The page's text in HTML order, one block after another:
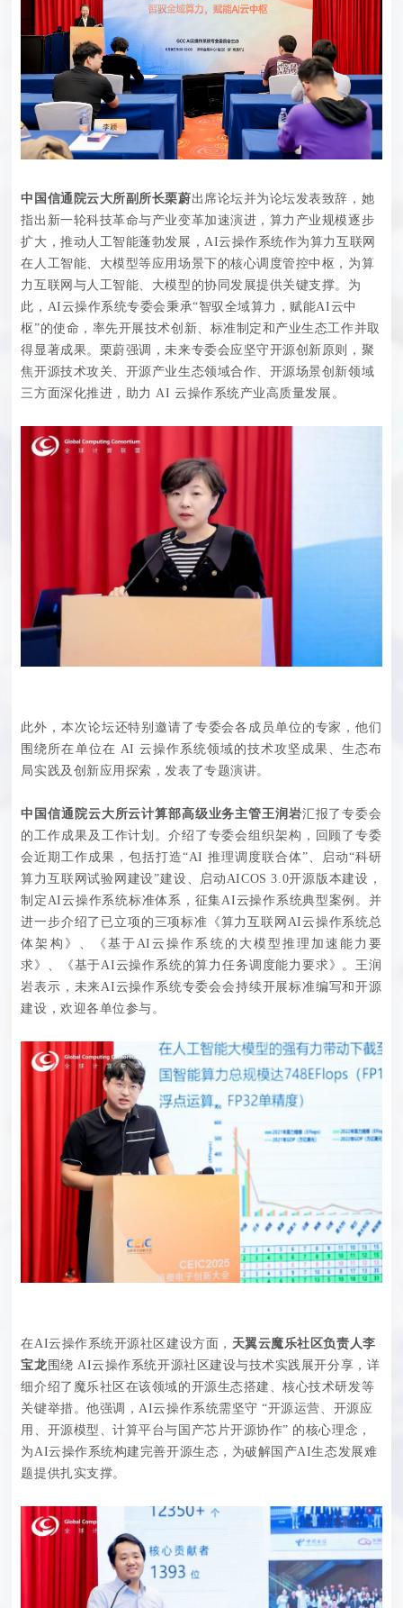
中国信通院云大所副所长栗蔚出席论坛并为论坛发表致辞，她
指出新一轮科技革命与产业变革加速演进，算力产业规模逐步
扩大，推动人工智能蓬勃发展，AI云操作系统作为算力互联网
在人工智能、大模型等应用场景下的核心调度管控中枢，为算
力互联网与人工智能、大模型的协同发展提供关键支撑。为
此，AI云操作系统专委会秉承“智驭全域算力，赋能AI云中
枢”的使命，率先开展技术创新、标准制定和产业生态工作并取
得显著成果。栗蔚强调，未来专委会应坚守开源创新原则，聚
焦开源技术攻关、开源产业生态领域合作、开源场景创新领域
三方面深化推进，助力 AI 云操作系统产业高质量发展 。
此外，本次论坛还特别邀请了专委会各成员单位的专家，他们
围绕所在单位在 AI 云操作系统领域的技术攻坚成果、生态布
局实践及创新应用探索，发表了专题演讲。
中国信通院云大所云计算部高级业务主管王润岩汇报了专委会
的工作成果及工作计划。介绍了专委会组织架构，回顾了专委
会近期工作成果，包括打造“AI 推理调度联合体”、启动“科研
算力互联网试验网建设”建设、启动AICOS 3.0开源版本建设，
制定AI云操作系统标准体系，征集AI云操作系统典型案例。并
进一步介绍了已立项的三项标准《算力互联网AI云操作系统总
体架构》、《基于AI云操作系统的大模型推理加速能力要
求》、《基于AI云操作系统的算力任务调度能力要求》。王润
岩表示，未来AI云操作系统专委会会持续开展标准编写和开源
建设，欢迎各单位参与。
在AI云操作系统开源社区建设方面， 天翼云魔乐社区负责人李
宝龙 围绕 AI云操作系统开源社区建设与技术实践展开分享，详
细介绍了魔乐社区在该领域的开源生态搭建、核心技术研发等
关键举措。他强调，AI云操作系统需坚守 “开源运营、开源应
用、开源模型、计算平台与国产芯片开源协作” 的核心理念，
为AI云操作系统构建完善开源生态，为破解国产AI生态发展难
题提供扎实支撑。